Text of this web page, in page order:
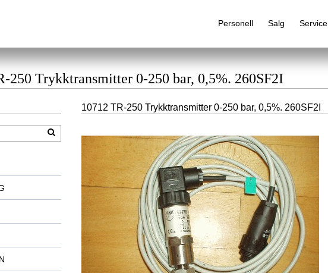
Personell Salg Service
Alfabetisk produktregister
250 Trykktransmitter 0-250 bar, 0,5%. 260SF2I
10712 TR-250 Trykktransmitter 0-250 bar, 0,5%. 260SF2I